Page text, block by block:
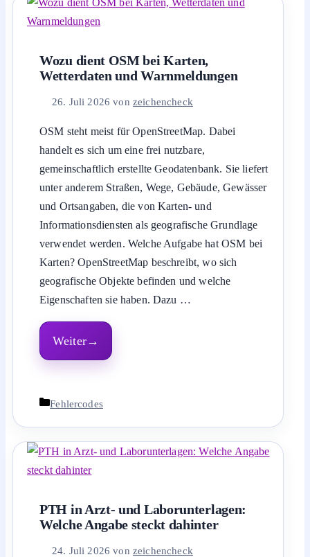
Wozu dient OSM bei Karten,
Wetterdaten und Warnmeldungen
26. Juli 2026 von zeichencheck
OSM steht meist für OpenStreetMap. Dabei
handelt es sich um eine frei nutzbare,
gemeinschaftlich erstellte Geodatenbank. Sie liefert
unter anderem Straßen, Wege, Gebäude, Gewässer
und Ortsangaben, die von Karten- und
Informationsdiensten als geografische Grundlage
verwendet werden. Welche Aufgabe hat OSM bei
Karten? OpenStreetMap beschreibt, wo sich
geografische Objekte befinden und welche
Eigenschaften sie haben. Dazu …
Weiter
Kategorien
Fehlercodes
PTH in Arzt- und Laborunterlagen:
Welche Angabe steckt dahinter
24. Juli 2026 von zeichencheck